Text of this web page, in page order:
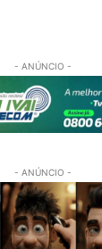
- ANÚNCIO -
- ANÚNCIO -